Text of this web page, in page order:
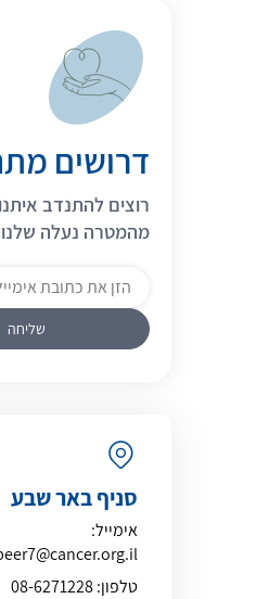
דרושים
רוצים להתנדב
מהמטרה נעלה
סניף באר שבע
אימייל:
טלפון:08-6271228